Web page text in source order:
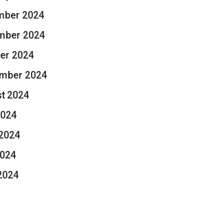
2024
2024
2024
2024
2024